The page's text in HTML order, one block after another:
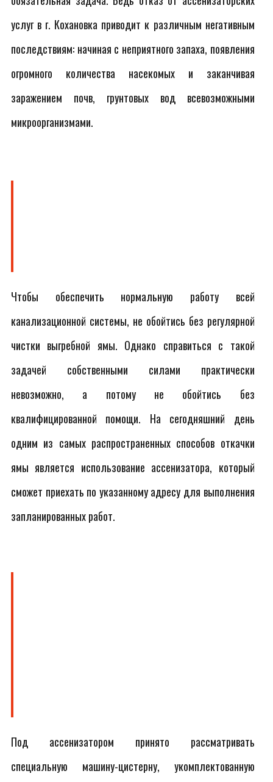
услуг в г. Кохановка приводит к различным негативным
последствиям: начиная с неприятного запаха, появления
огромного количества насекомых и заканчивая
заражением почв, грунтовых вод всевозможными
микроорганизмами.
Чтобы обеспечить нормальную работу всей
канализационной системы, не обойтись без регулярной
чистки выгребной ямы. Однако справиться с такой
задачей собственными силами практически
невозможно, а потому не обойтись без
квалифицированной помощи. На сегодняшний день
одним из самых распространенных способов откачки
ямы является использование ассенизатора, который
сможет приехать по указанному адресу для выполнения
запланированных работ.
Под ассенизатором принято рассматривать
специальную машину-цистерну, укомплектованную